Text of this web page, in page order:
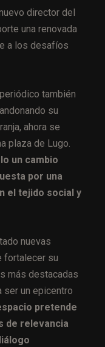
director del
una renovada
a los desafíos
también
su
ahora se
plaza de Lugo.
un cambio
por una
el tejido social y
nuevas
fortalecer su
más destacadas
ser un epicentro
pretende
de relevancia